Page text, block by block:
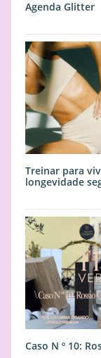
Agenda Glitter
Treinar para
longevidade
Caso N º 10: